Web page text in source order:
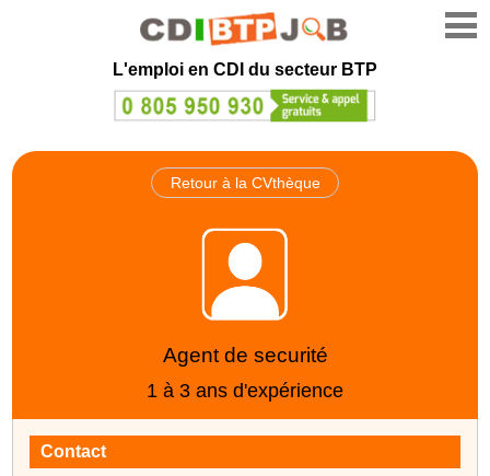
L'emploi en CDI du secteur BTP
Retour à la CVthèque
Agent de securité
1 à 3 ans d'expérience
Contact